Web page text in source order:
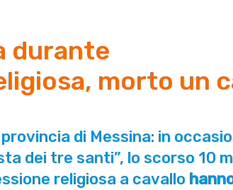
durante
morto un
di Messina: in
dei tre santi”, lo scorso 10
religiosa a cavallo